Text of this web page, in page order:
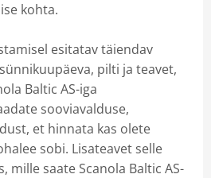
kohta.
esitatav täiendav
pilti ja teavet,
Baltic AS-iga
sooviavalduse,
et hinnata kas olete
sobi. Lisateavet selle
mille saate Scanola Baltic AS-